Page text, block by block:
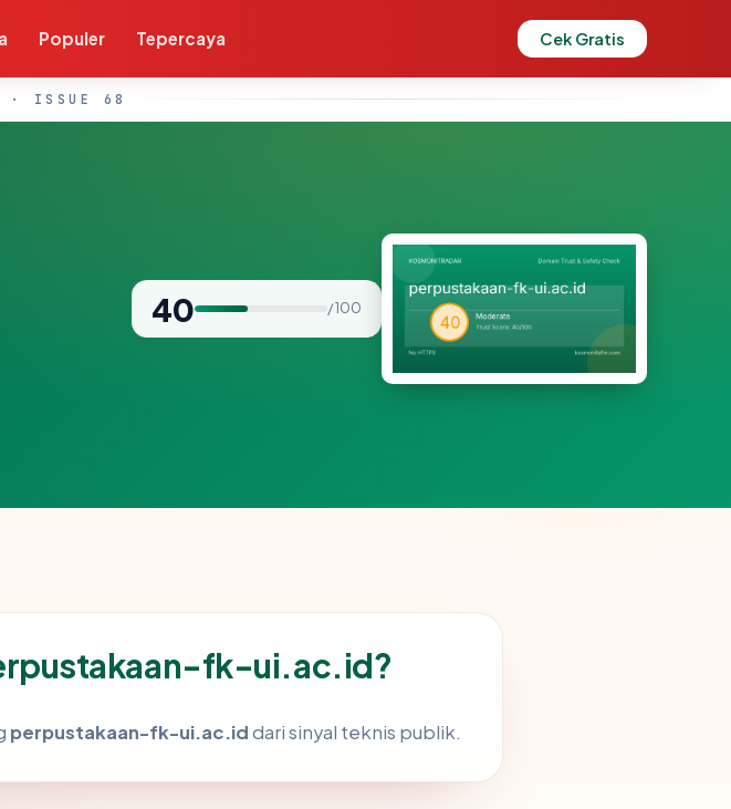
Populer Tepercaya Cek Gratis
· ISSUE 68
40 / 100
fk-ui.ac.id?
perpustakaan-fk-ui.ac.iddari sinyal teknis publik.